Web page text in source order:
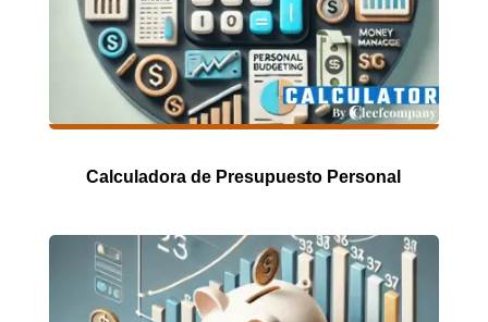
Calculadora de Presupuesto Personal